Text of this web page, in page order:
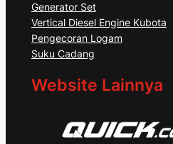
Generator Set
Vertical Diesel Engine Kubota
Pengecoran Logam
Suku Cadang
Website Lainnya